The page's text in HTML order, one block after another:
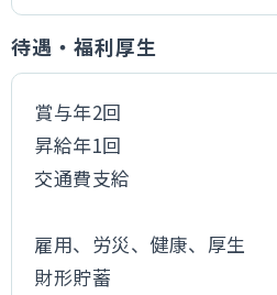
待遇・福利厚生
賞与年2回
昇給年1回
交通費支給
雇用、労災、健康、厚生
財形貯蓄